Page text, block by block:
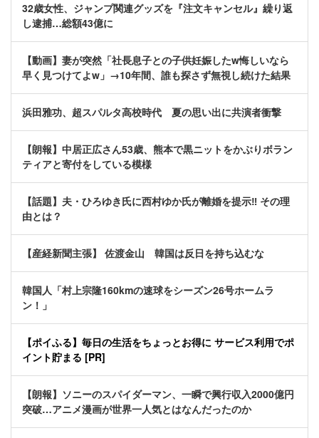
32歳女性、ジャンプ関連グッズを『注文キャンセル』繰り返
し逮捕…総額43億に
【動画】妻が突然「社長息子との子供妊娠したw悔しいなら
早く見つけてよw」→10年間、誰も探さず無視し続けた結果
浜田雅功、超スパルタ高校時代 夏の思い出に共演者衝撃
【朗報】中居正広さん53歳、熊本で黒ニットをかぶりボラン
ティアと寄付をしている模様
【話題】夫・ひろゆき氏に西村ゆか氏が離婚を提示‼ その理
由とは？
【産経新聞主張】 佐渡金山 韓国は反日を持ち込むな
韓国人「村上宗隆160kmの速球をシーズン26号ホームラ
ン！」
【ポイふる】毎日の生活をちょっとお得に サービス利用でポ
イント貯まる [PR]
【朗報】ソニーのスパイダーマン、一瞬で興行収入2000億円
突破…アニメ漫画が世界一人気とはなんだったのか